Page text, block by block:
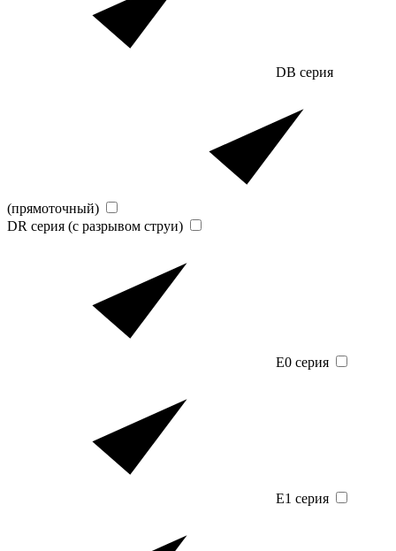
DB серия
(прямоточный)
DR серия (с разрывом струи)
E0 серия
E1 серия